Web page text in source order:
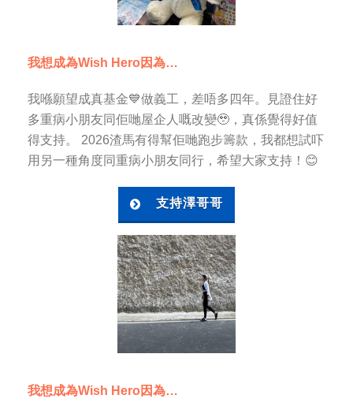
我想成為Wish Hero因為…
我喺願望成真基金💙做義工，差唔多四年。見證住好
多重病小朋友同佢哋屋企人嘅改變🥹，真係覺得好值
得支持。 2026渣馬有得幫佢哋跑步籌款，我都想試吓
用另一種角度同重病小朋友同行，希望大家支持！😊
支持澤哥哥
我想成為Wish Hero因為…